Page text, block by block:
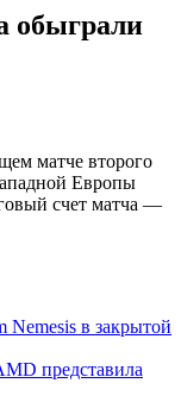
обыграли
матче второго
Европы
счет матча —
Nemesis в закрытой
представила